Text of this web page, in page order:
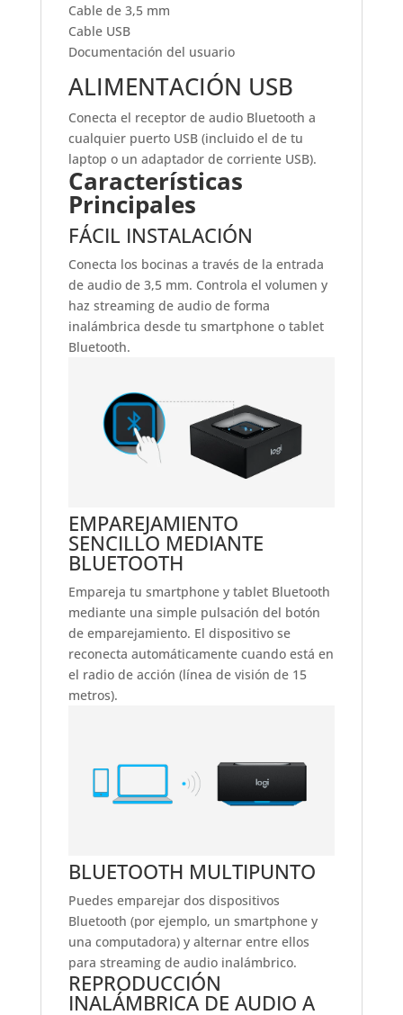
Cable de 3,5 mm
Cable USB
Documentación del usuario
ALIMENTACIÓN USB
Conecta el receptor de audio Bluetooth a
cualquier puerto USB (incluido el de tu
laptop o un adaptador de corriente USB).
Características
Principales
FÁCIL INSTALACIÓN
Conecta los bocinas a través de la entrada
de audio de 3,5 mm. Controla el volumen y
haz streaming de audio de forma
inalámbrica desde tu smartphone o tablet
Bluetooth.
EMPAREJAMIENTO
SENCILLO MEDIANTE
BLUETOOTH
Empareja tu smartphone y tablet Bluetooth
mediante una simple pulsación del botón
de emparejamiento. El dispositivo se
reconecta automáticamente cuando está en
el radio de acción (línea de visión de 15
metros).
BLUETOOTH MULTIPUNTO
Puedes emparejar dos dispositivos
Bluetooth (por ejemplo, un smartphone y
una computadora) y alternar entre ellos
para streaming de audio inalámbrico.
REPRODUCCIÓN
INALÁMBRICA DE AUDIO A